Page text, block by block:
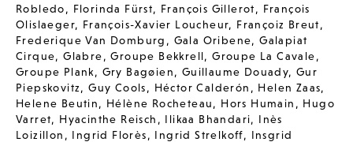
Robledo, Florinda Fürst, François Gillerot, François
Olislaeger, François-Xavier Loucheur, Françoiz Breut,
Frederique Van Domburg , Gala Oribene,Galapiat
Cirque,Glabre,Groupe Bekkrell,Groupe La Cavale,
Groupe Plank, Gry Bagøien, Guillaume Douady,Gur
Piepskovitz,Guy Cools, Héctor Calderón , Helen Zaas,
Helene Beutin, Hélène Rocheteau, Hors Humain , Hugo
Varret, Hyacinthe Reisch , Ilikaa Bhandari, Inès
Loizillon , Ingrid Florès, Ingrid Strelkoff, Insgrid